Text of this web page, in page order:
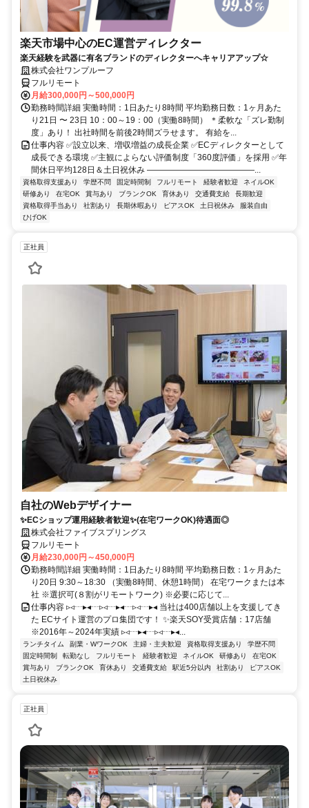
楽天市場中心のEC運営ディレクター
楽天経験を武器に有名ブランドのディレクターへキャリアアップ☆
株式会社ワンプルーフ
フルリモート
月給300,000円～500,000円
勤務時間詳細 実働時間：1日あたり8時間 平均勤務日数：1ヶ月あた
り21日 〜 23日 10：00～19：00（実働8時間） ＊柔軟な「ズレ勤制
度」あり！ 出社時間を前後2時間ズラせます。 有給を...
仕事内容 ✅設立以来、増収増益の成長企業 ✅ECディレクターとして
成長できる環境 ✅主観によらない評価制度「360度評価」を採用 ✅年
間休日平均128日＆土日祝休み ―――――――――――――...
資格取得支援あり 学歴不問 固定時間制 フルリモート 経験者歓迎
ネイルOK
研修あり
在宅OK 賞与あり ブランクOK 育休あり 交通費支給
長期歓迎
資格取得手当あり
社割あり 長期休暇あり ピアスOK 土日祝休み
服装自由
ひげOK
正社員
自社のWebデザイナー
✨ECショップ運用経験者歓迎✨(在宅ワークOK)待遇面◎
株式会社ファイブスプリングス
フルリモート
月給230,000円～450,000円
勤務時間詳細 実働時間：1日あたり8時間 平均勤務日数：1ヶ月あた
り20日 9:30～18:30 （実働8時間、休憩1時間） 在宅ワークまたは本
社 ※選択可(８割がリモートワーク) ※必要に応じて...
仕事内容 ▹◃┄▸◂┄▹◃┄▸◂┄▹◃┄▸◂ 当社は400店舗以上を支援してき
た ECサイト運営のプロ集団です！ ✨楽天SOY受賞店舗：17店舗
※2016年～2024年実績 ▹◃┄▸◂┄▹◃┄▸◂...
ランチタイム 副業・WワークOK 主婦・主夫歓迎 資格取得支援あり
学歴不問
固定時間制
転勤なし フルリモート 経験者歓迎 ネイルOK 研修あり
在宅OK
賞与あり
ブランクOK 育休あり 交通費支給 駅近5分以内 社割あり
ピアスOK
土日祝休み
正社員